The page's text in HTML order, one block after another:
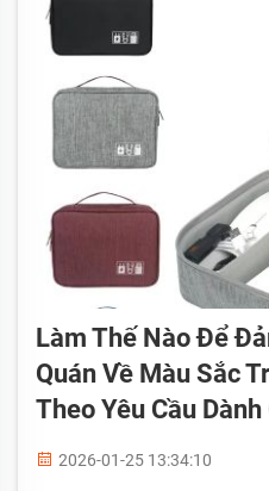
Làm Thế Nào Để
Quán Về Màu Sắc
Theo Yêu Cầu
2026-01-25 13:34:10